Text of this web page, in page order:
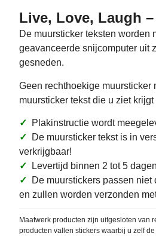
Live, Love, Laugh
De muursticker teksten worden
geavanceerde snijcomputer uit
gesneden.
Geen rechthoekige muursticker
muursticker tekst die u ziet
✓ Plakinstructie wordt
✓ De muursticker tekst is in
verkrijgbaar!
✓ Levertijd binnen 2 tot 5
✓ De muurstickers passen niet
en zullen worden verzonden
Maatwerk producten zijn uitgesloten van
producten vallen stickers waarbij u zelf